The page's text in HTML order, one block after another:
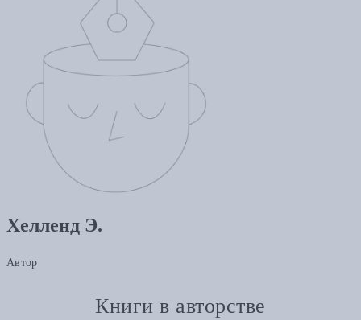
Хелленд Э.
Автор
Книги в авторстве